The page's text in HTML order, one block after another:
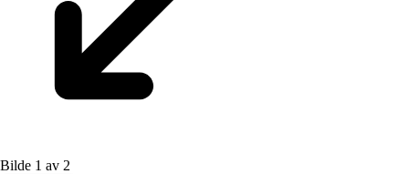
Bilde 1 av 2